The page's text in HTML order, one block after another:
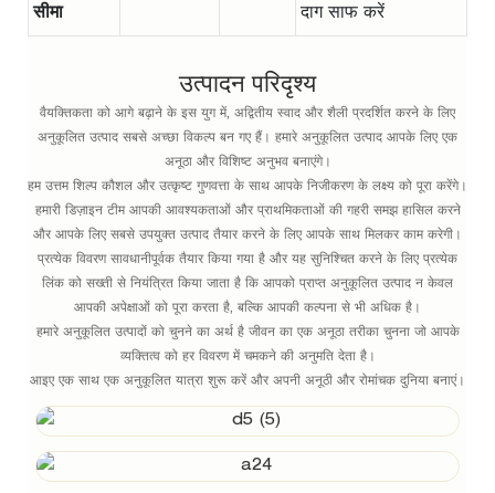
सीमा
दाग साफ करें
उत्पादन परिदृश्य
वैयक्तिकता को आगे बढ़ाने के इस युग में, अद्वितीय स्वाद और शैली प्रदर्शित करने के लिए
अनुकूलित उत्पाद सबसे अच्छा विकल्प बन गए हैं। हमारे अनुकूलित उत्पाद आपके लिए एक
अनूठा और विशिष्ट अनुभव बनाएंगे।
हम उत्तम शिल्प कौशल और उत्कृष्ट गुणवत्ता के साथ आपके निजीकरण के लक्ष्य को पूरा करेंगे।
हमारी डिज़ाइन टीम आपकी आवश्यकताओं और प्राथमिकताओं की गहरी समझ हासिल करने
और आपके लिए सबसे उपयुक्त उत्पाद तैयार करने के लिए आपके साथ मिलकर काम करेगी।
प्रत्येक विवरण सावधानीपूर्वक तैयार किया गया है और यह सुनिश्चित करने के लिए प्रत्येक
लिंक को सख्ती से नियंत्रित किया जाता है कि आपको प्राप्त अनुकूलित उत्पाद न केवल
आपकी अपेक्षाओं को पूरा करता है, बल्कि आपकी कल्पना से भी अधिक है।
हमारे अनुकूलित उत्पादों को चुनने का अर्थ है जीवन का एक अनूठा तरीका चुनना जो आपके
व्यक्तित्व को हर विवरण में चमकने की अनुमति देता है।
आइए एक साथ एक अनुकूलित यात्रा शुरू करें और अपनी अनूठी और रोमांचक दुनिया बनाएं।